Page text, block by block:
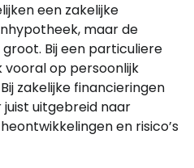
een zakelijke
maar de
Bij een particuliere
op persoonlijk
zakelijke financieringen
uitgebreid naar
en risico’s